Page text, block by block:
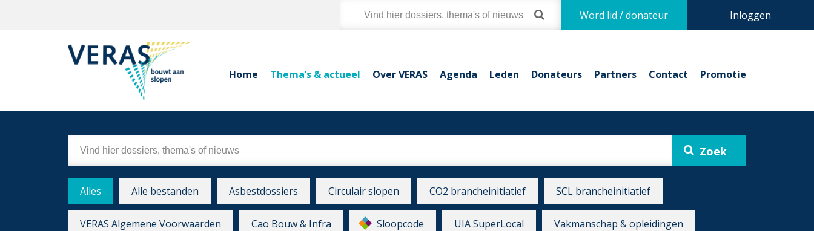
Inloggen
Word lid / donateur
Home Thema’s & actueel Over VERAS Agenda Leden Donateurs Partners Contact Promotie
Alles Alle bestanden Asbestdossiers Circulair slopen CO2 brancheinitiatief SCL brancheinitiatief
VERAS Algemene Voorwaarden Cao Bouw & Infra Sloopcode UIA SuperLocal Vakmanschap & opleidingen